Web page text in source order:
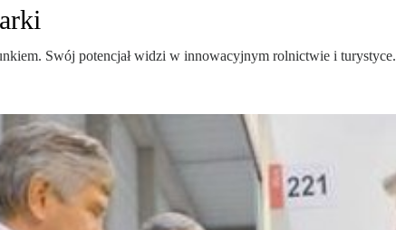
Swój potencjał widzi w innowacyjnym rolnictwie i turystyce.